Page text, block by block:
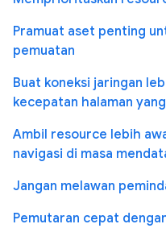
Pramuat aset penting
pemuatan
Buat koneksi jaringan
kecepatan halaman
Ambil resource lebih
navigasi di masa
Jangan melawan
Pemutaran cepat